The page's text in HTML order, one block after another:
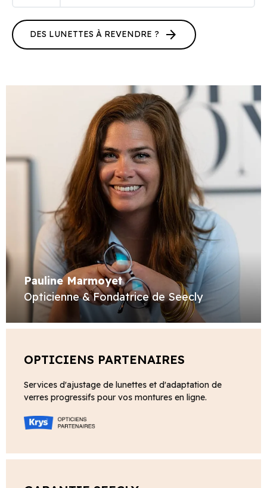
DES LUNETTES À REVENDRE ? arrow_forward
Pauline Marmoyet
Opticienne & Fondatrice de Seecly
OPTICIENS PARTENAIRES
Services d'ajustage de lunettes et d'adaptation de
verres progressifs pour vos montures en ligne.